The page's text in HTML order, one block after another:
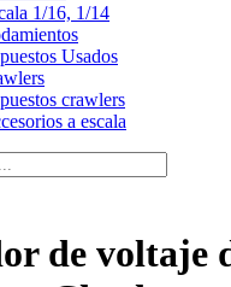
1/16, 1/14
Usados
crawlers
a escala
de voltaje